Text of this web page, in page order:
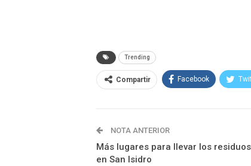
Trending
Compartir Facebook
NOTA ANTERIOR
Más lugares para llevar los
en San Isidro